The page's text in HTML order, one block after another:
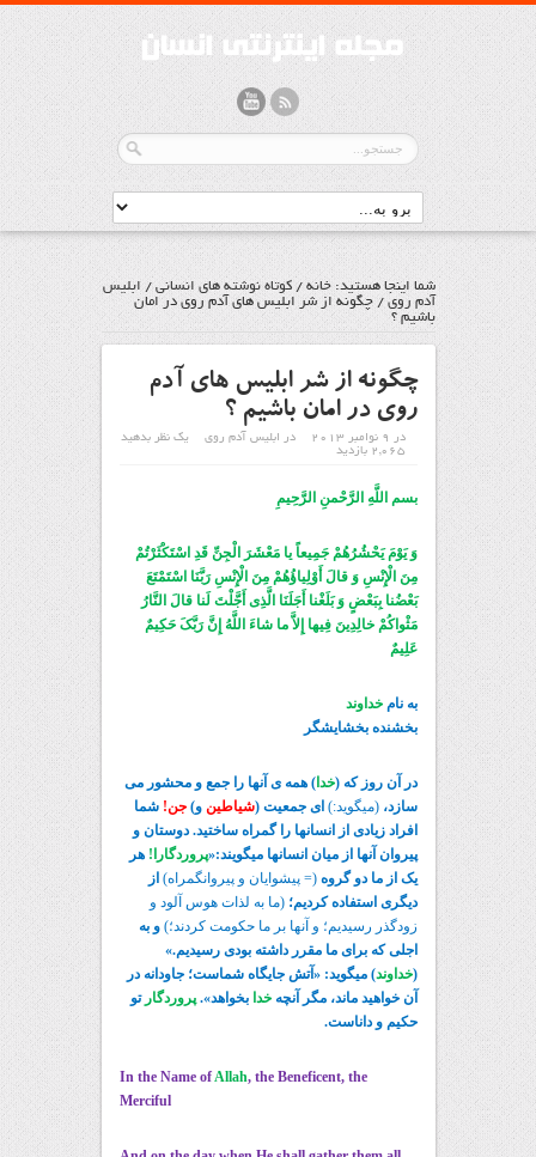
شما اینجا هستید:خانه /کوتاه نوشته های انسانی /ابليس
آدم روي /چگونه از شر ابلیس های آدم روی در امان
باشیم ؟
چگونه از شر ابلیس های آدم
روی در امان باشیم ؟
در 9 نوامبر 2013 در ابليس آدم روي
یک نظر بدهید
2,065 بازدید
بسم اللَّهِ الرَّحْمنِ الرَّحِیمِ
وَ یَوْمَ یَحْشُرُهُمْ جَمِیعاً یا مَعْشَرَ الْجِنِّ قَدِ اسْتَکْثَرْتُمْ
مِنَ الْإِنْسِ وَ قالَ أَوْلِیاؤُهُمْ مِنَ الْإِنْسِ رَبَّنَا اسْتَمْتَعَ
بَعْضُنا بِبَعْضٍ وَ بَلَغْنا أَجَلَنَا الَّذِی أَجَّلْتَ لَنا قالَ النَّارُ
مَثْواکُمْ خالِدِینَ فِیها إِلاَّ ما شاءَ اللَّهُ إِنَّ رَبَّکَ حَکِیمٌ
عَلِیمٌ
به نامخداوند
بخشنده بخشایشگر
در آن روز که (خدا) همه ی آنها را جمع و محشور می
سازد،(می‏گوید:) ای جمعیت (شیاطینو)جن!شما
افراد زیادی از انسانها را گمراه ساختید. دوستان و
پیروان آنها از میان انسانها می‏گویند:«پروردگارا!هر
یک از ما دو گروه(= پیشوایان و پیروان‏گمراه) از
دیگری استفاده کردیم؛(ما به لذات هوس آلود و
زودگذر رسیدیم؛ و آنها بر ما حکومت کردند؛)و به
اجلی که برای ما مقرر داشته بودی رسیدیم.»
(خداوند) می‏گوید: «آتش جایگاه شماست؛ جاودانه در
آن خواهید ماند، مگر آنچهخدا بخواهد».پروردگار تو
حکیم و داناست.
In the Name ofAllah, the Beneficent, the
Merciful